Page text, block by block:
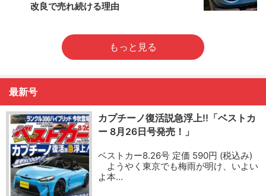
改良で売れ続ける理由
もっと見る
最新号
カプチーノ復活説急浮上!!「ベストカ
ー 8月26日号発売！」
ベストカー8.26号 定価 590円 (税込み)
ようやく東京でも梅雨が明け、いよい
よ本…